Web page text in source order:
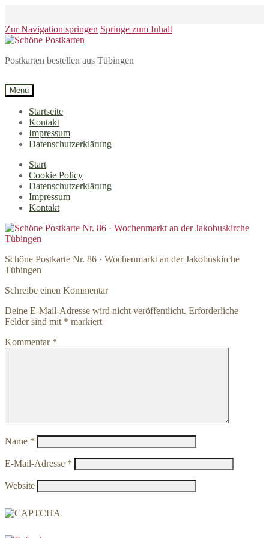
Zur Navigation springen Springe zum Inhalt
Postkarten bestellen aus Tübingen
Menü
Startseite
Kontakt
Impressum
Datenschutzerklärung
Start
Cookie Policy
Datenschutzerklärung
Impressum
Kontakt
Schöne Postkarte Nr. 86 · Wochenmarkt an der Jakobuskirche
Tübingen
Schreibe einen Kommentar
Deine E-Mail-Adresse wird nicht veröffentlicht. Erforderliche
Felder sind mit * markiert
Kommentar *
Name *
E-Mail-Adresse *
Website